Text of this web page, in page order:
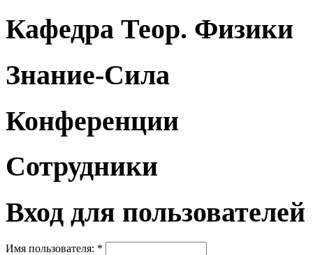
Кафедра Теор. Физики
Знание-Сила
Конференции
Сотрудники
Вход для пользователей
Имя пользователя: *